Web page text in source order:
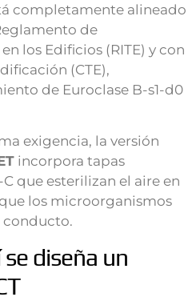
completamente alineado
de
los Edificios (RITE) y con
(CTE),
de Euroclase B-s1-d0
exigencia, la versión
incorpora tapas
que esterilizan el aire en
los microorganismos
conducto.
se diseña un